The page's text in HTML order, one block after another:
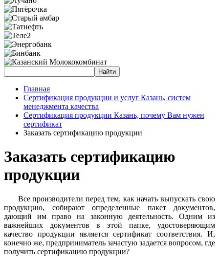
Главная
Сертификация продукции и услуг Казань, систем
менеджмента качества
Сертификация продукции Казань, почему Вам нужен
сертификат
Заказать сертификацию продукции
Заказать сертификацию
продукции
Все производители перед тем, как начать выпускать свою
продукцию, собирают определенные пакет документов,
дающий им право на законную деятельность. Одним из
важнейших документов в этой папке, удостоверяющим
качество продукции является сертификат соответствия. И,
конечно же, предприниматель зачастую задается вопросом, где
получить сертификацию продукции?